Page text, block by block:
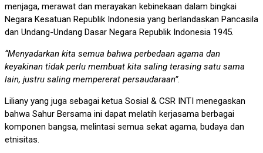
menjaga, merawat dan merayakan kebinekaan dalam bingkai
Negara Kesatuan Republik Indonesia yang berlandaskan Pancasila
dan Undang-Undang Dasar Negara Republik Indonesia 1945.
“Menyadarkan kita semua bahwa perbedaan agama dan
keyakinan tidak perlu membuat kita saling terasing satu sama
lain, justru saling mempererat persaudaraan”.
Liliany yang juga sebagai ketua Sosial & CSR INTI menegaskan
bahwa Sahur Bersama ini dapat melatih kerjasama berbagai
komponen bangsa, melintasi semua sekat agama, budaya dan
etnisitas.